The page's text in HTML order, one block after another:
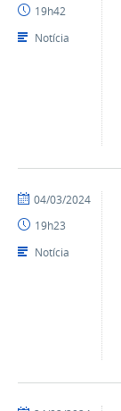
CTDR19h42
Notícia
por
CTDR
publicado
04/03/2024
19h23
Notícia